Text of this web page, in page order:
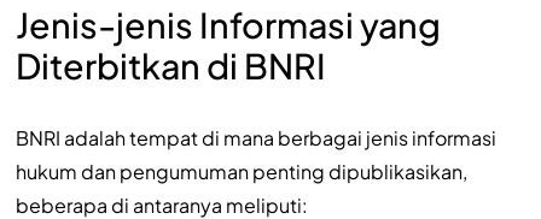
Jenis-jenis Informasi yang
Diterbitkan di BNRI
BNRI adalah tempat di mana berbagai jenis informasi
hukum dan pengumuman penting dipublikasikan,
beberapa di antaranya meliputi: